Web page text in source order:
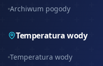
Archiwum pogody
Temperatura wody
Temperatura wody